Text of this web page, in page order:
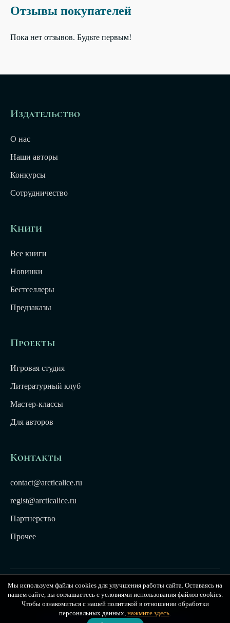
Отзывы покупателей
Пока нет отзывов. Будьте первым!
Издательство
О нас
Наши авторы
Конкурсы
Сотрудничество
Книги
Все книги
Новинки
Бестселлеры
Предзаказы
Проекты
Игровая студия
Литературный клуб
Мастер-классы
Для авторов
Контакты
contact@arcticalice.ru
regist@arcticalice.ru
Партнерство
Прочее
© 2022-2026 Издательство Арктики Лёд. Все права
защищены. Издательство Arctic Ice
Публичная оферта|Политика конфиденциальности
Мы используем файлы cookies для улучшения работы сайта. Оставаясь на
нашем сайте, вы соглашаетесь с условиями использования файлов cookies.
Чтобы ознакомиться с нашей политикой в отношении обработки
персональных данных, нажмите здесь.